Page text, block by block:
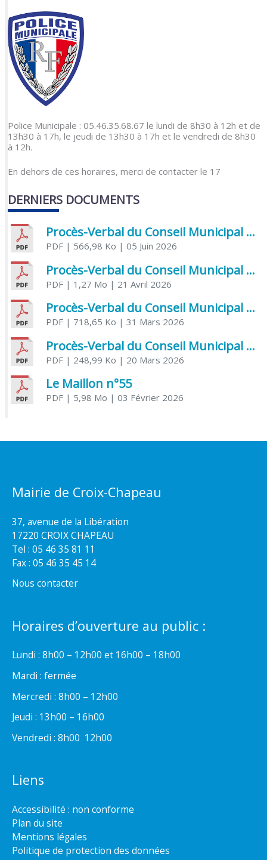
Police Municipale : 05.46.35.68.67 le lundi de 8h30 à 12h et de
13h30 à 17h, le jeudi de 13h30 à 17h et le vendredi de 8h30
à 12h.
En dehors de ces horaires, merci de contacter le 17
DERNIERS DOCUMENTS
Procès-Verbal du Conseil Municipal du 5 juin 2026
PDF| 566,98 Ko | 05 Juin 2026
Procès-Verbal du Conseil Municipal du 21 avril 2026
PDF| 1,27 Mo | 21 Avril 2026
Procès-Verbal du Conseil Municipal du 31 mars 2026
PDF| 718,65 Ko | 31 Mars 2026
Procès-Verbal du Conseil Municipal du 20 mars 2026
PDF| 248,99 Ko | 20 Mars 2026
Le Maillon n°55
PDF| 5,98 Mo | 03 Février 2026
Mairie de Croix-Chapeau
37, avenue de la Libération
17220 CROIX CHAPEAU
Tel : 05 46 35 81 11
Fax : 05 46 35 45 14
Nous contacter
Horaires d’ouverture au public :
Lundi : 8h00 – 12h00 et 16h00 – 18h00
Mardi : fermée
Mercredi : 8h00 – 12h00
Jeudi : 13h00 – 16h00
Vendredi : 8h00  12h00
Liens
Accessibilité : non conforme
Plan du site
Mentions légales
Politique de protection des données